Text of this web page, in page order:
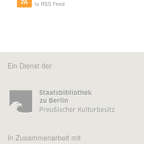
to RSS Feed
Ein Dienst der
In Zusammenarbeit mit